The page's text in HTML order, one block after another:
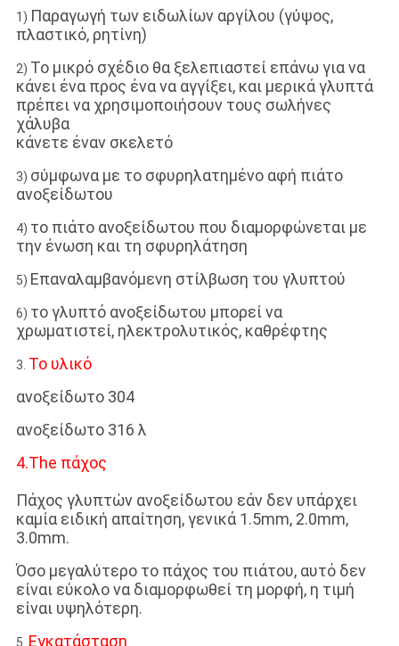
1) Παραγωγή των ειδωλίων αργίλου (γύψος,
πλαστικό, ρητίνη)
2) Το μικρό σχέδιο θα ξελεπιαστεί επάνω για να
κάνει ένα προς ένα να αγγίξει, και μερικά γλυπτά
πρέπει να χρησιμοποιήσουν τους σωλήνες
χάλυβα
κάνετε έναν σκελετό
3) σύμφωνα με το σφυρηλατημένο αφή πιάτο
ανοξείδωτου
4) το πιάτο ανοξείδωτου που διαμορφώνεται με
την ένωση και τη σφυρηλάτηση
5) Επαναλαμβανόμενη στίλβωση του γλυπτού
6) το γλυπτό ανοξείδωτου μπορεί να
χρωματιστεί, ηλεκτρολυτικός, καθρέφτης
3. Το υλικό
ανοξείδωτο 304
ανοξείδωτο 316 λ
4.The πάχος
Πάχος γλυπτών ανοξείδωτου εάν δεν υπάρχει
καμία ειδική απαίτηση, γενικά 1.5mm, 2.0mm,
3.0mm.
Όσο μεγαλύτερο το πάχος του πιάτου, αυτό δεν
είναι εύκολο να διαμορφωθεί τη μορφή, η τιμή
είναι υψηλότερη.
5. Εγκατάσταση